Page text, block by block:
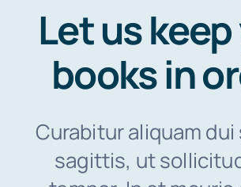
Projects
Courses
Let us
books in
Curabitur aliquam dui
sagittis, ut